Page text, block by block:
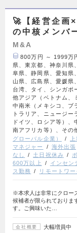
🚀【経営企画
の中核メンバ
M&A
800万円 ～ 1999万
県、東京都、神奈川県
阜県、静岡県、愛知県
山県、広島県、愛媛県
台湾、タイ、シンガポ
他アジア（ベトナム、
中南米（メキシコ、ブ
トラリア、ニュージー
ドイツ、ロシア等）、
南アフリカ等）、その
グローバル企業）
マネジャー
海外出張
なし
土日祝休み
600万以上
インセン
ス勤務
リモートワー
※本求人は非常にクロー
候補者が限られておりま
す。ご興味いた…
会社概要 大幅増員中